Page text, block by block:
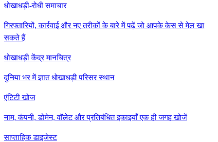
धोखाधड़ी-रोधी समाचार
गिरफ्तारियों, कार्रवाई और नए तरीकों के बारे में पढ़ें जो आपके केस से मेल खा
सकते हैं
धोखाधड़ी केंद्र मानचित्र
दुनिया भर में ज्ञात धोखाधड़ी परिसर स्थान
एंटिटी खोज
नाम, कंपनी, डोमेन, वॉलेट और प्रतिबंधित इकाइयाँ एक ही जगह खोजें
साप्ताहिक डाइजेस्ट